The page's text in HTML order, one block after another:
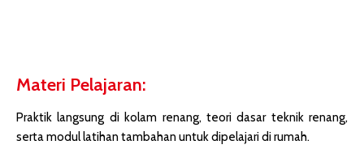
Materi Pelajaran:
Praktik langsung di kolam renang, teori dasar teknik renang,
serta modul latihan tambahan untuk dipelajari di rumah.